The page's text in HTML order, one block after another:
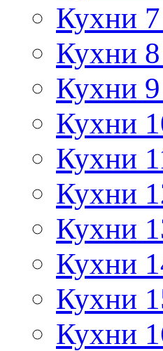
Кухни
Кухни
Кухни
Кухни
Кухни
Кухни
Кухни
Кухни
Кухни
Кухни